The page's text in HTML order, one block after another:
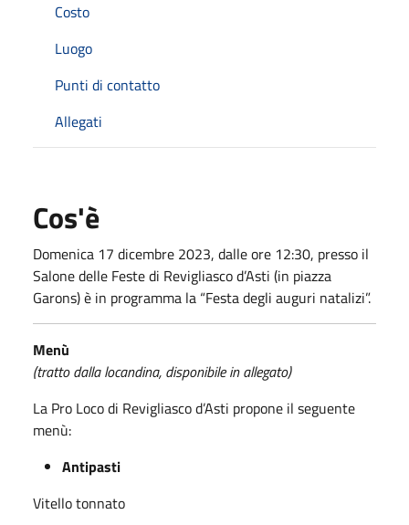
Costo
Luogo
Punti di contatto
Allegati
Cos'è
Domenica 17 dicembre 2023, dalle ore 12:30, presso il
Salone delle Feste di Revigliasco d’Asti (in piazza
Garons) è in programma la “Festa degli auguri natalizi”.
Menù
(tratto dalla locandina, disponibile in allegato)
La Pro Loco di Revigliasco d’Asti propone il seguente
menù:
Antipasti
Vitello tonnato